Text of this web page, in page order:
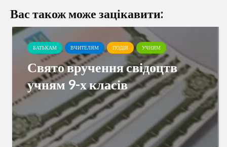
Вас також може зацікавити:
БАТЬКАМ ВЧИТЕЛЯМ ПОДІЯ УЧНЯМ
Свято вручення свідоцтв
учням 9-х класів